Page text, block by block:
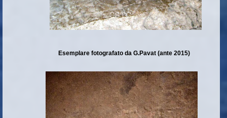
Esemplare fotografato da G.Pavat (ante 2015)